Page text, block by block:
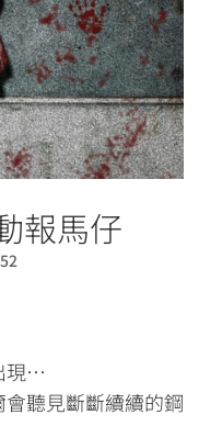
報馬仔
現…
聽見斷斷續續的鋼